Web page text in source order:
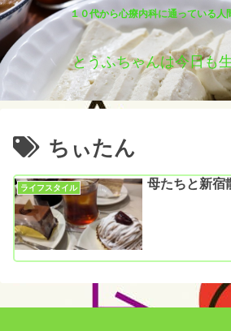
１０代から心療内科に通っている人
とうふちゃんは今日も
ちぃたん
ライフスタイル 母たちと新宿